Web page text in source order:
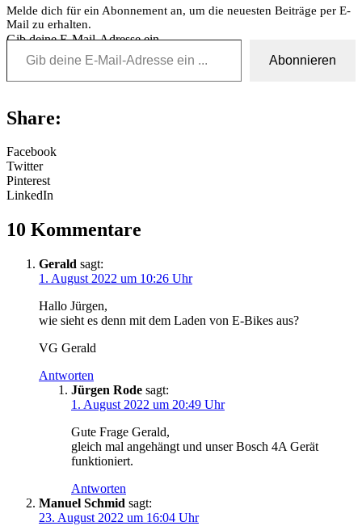
Melde dich für ein Abonnement an, um die neuesten Beiträge per E-
Mail zu erhalten.
Gib deine E-Mail-Adresse ein ...
Abonnieren
Share:
Facebook
Twitter
Pinterest
LinkedIn
10 Kommentare
Gerald sagt:
1. August 2022 um 10:26 Uhr
Hallo Jürgen,
wie sieht es denn mit dem Laden von E-Bikes aus?
VG Gerald
Antworten
Jürgen Rode sagt:
1. August 2022 um 20:49 Uhr
Gute Frage Gerald,
gleich mal angehängt und unser Bosch 4A Gerät
funktioniert.
Antworten
Manuel Schmid sagt:
23. August 2022 um 16:04 Uhr